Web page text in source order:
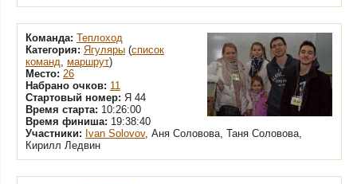
Команда: Теплоход
Категория: Ягуляры (список
команд, маршрут)
Место: 26
Набрано очков: 11
Стартовый номер: Я 44
Время старта: 10:26:00
Время финиша: 19:38:40
Участники: Ivan Solovov, Аня Соловова, Таня Соловова,
Кирилл Ледвин